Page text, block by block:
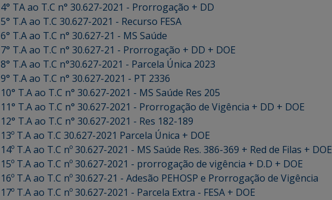
4° TA ao T.C n° 30.627-2021 - Prorrogação + DD
5° T.A ao T.C 30.627-2021 - Recurso FESA
6° T.A ao T.C n° 30.627-21 - MS Saúde
7° T.A ao T.C n° 30.627-21 - Prorrogação + DD + DOE
8° T.A ao T.C n°30.627-2021 - Parcela Única 2023
9° T.A ao T.C n° 30.627-2021 - PT 2336
10° T.A ao T.C n° 30.627-2021 - MS Saúde Res 205
11° T.A ao T.C n° 30.627-2021 - Prorrogação de Vigência + DD + DOE
12° T.A ao T.C n° 30.627-2021 - Res 182-189
13º T.A ao T.C 30.627-2021 Parcela Única + DOE
14º T.A ao T.C nº 30.627-2021 - MS Saúde Res. 386-369 + Red de Filas + DOE
15º T.A ao T.C nº 30.627-2021 - prorrogação de vigência + D.D + DOE
16º T.A ao T.C nº 30.627-21 - Adesão PEHOSP e Prorrogação de Vigência
17º T.A ao T.C nº 30.627-2021 - Parcela Extra - FESA + DOE